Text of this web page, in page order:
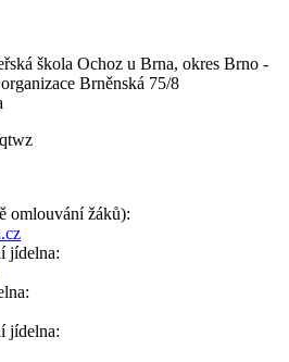
škola Ochoz u Brna, okres Brno -
Brněnská 75/8
omlouvání žáků):
jídelna:
jídelna: